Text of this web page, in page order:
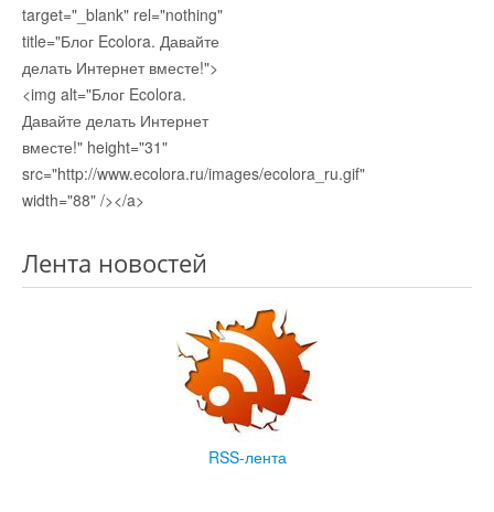
target="_blank" rel="nothing"
title="Блог Ecolora. Давайте
делать Интернет вместе!">
<img alt="Блог Ecolora.
Давайте делать Интернет
вместе!" height="31"
src="http://www.ecolora.ru/images/ecolora_ru.gif"
width="88" /></a>
Лента новостей
RSS-лента